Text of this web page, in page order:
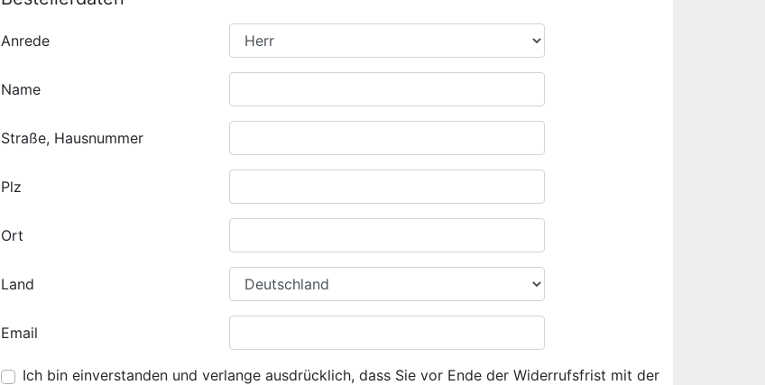
Anrede
Name
Straße, Hausnummer
Plz
Ort
Land
Email
Ich bin einverstanden und verlange ausdrücklich, dass Sie vor Ende der Widerrufsfrist mit der